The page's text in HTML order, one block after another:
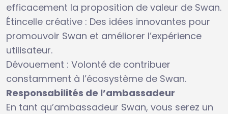
efficacement la proposition de valeur de Swan.
Étincelle créative : Des idées innovantes pour
promouvoir Swan et améliorer l’expérience
utilisateur.
Dévouement : Volonté de contribuer
constamment à l’écosystème de Swan.
Responsabilités de l’ambassadeur
En tant qu’ambassadeur Swan, vous serez un